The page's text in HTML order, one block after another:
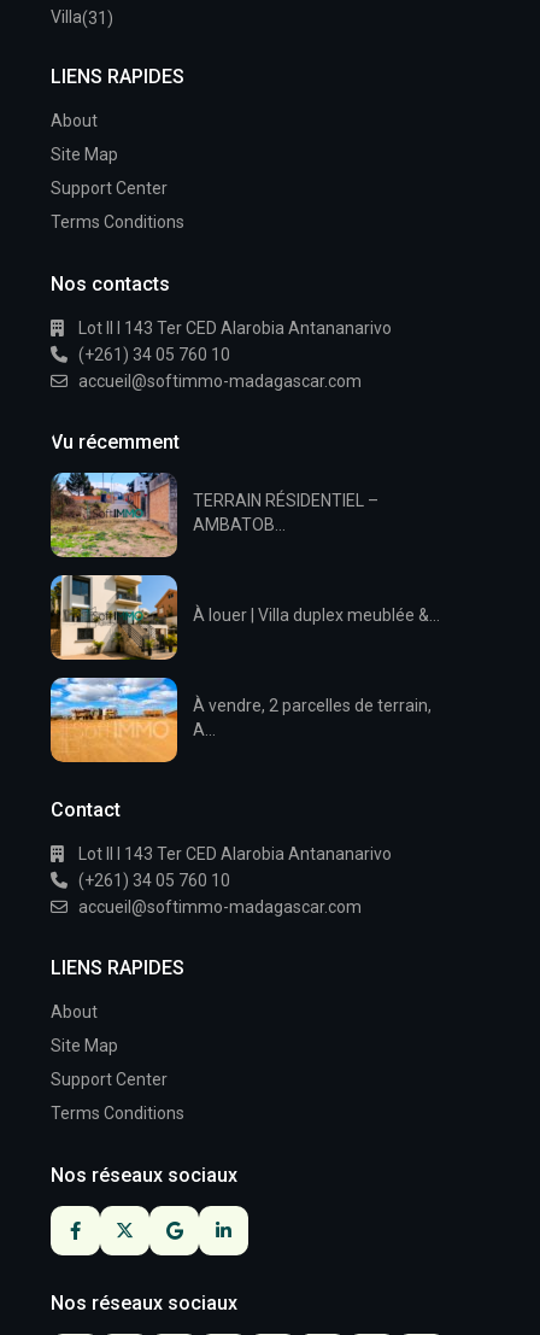
Villa(31)
LIENS RAPIDES
About
Site Map
Support Center
Terms Conditions
Nos contacts
Lot II I 143 Ter CED Alarobia Antananarivo
(+261) 34 05 760 10
accueil@softimmo-madagascar.com
Vu récemment
TERRAIN RÉSIDENTIEL –
AMBATOB...
À louer | Villa duplex meublée &...
À vendre, 2 parcelles de terrain,
A...
Contact
Lot II I 143 Ter CED Alarobia Antananarivo
(+261) 34 05 760 10
accueil@softimmo-madagascar.com
LIENS RAPIDES
About
Site Map
Support Center
Terms Conditions
Nos réseaux sociaux
Nos réseaux sociaux